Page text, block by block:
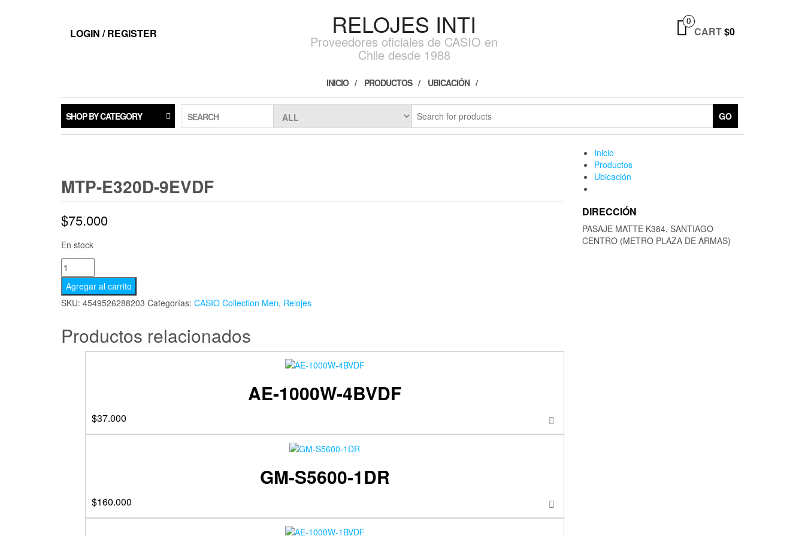
RELOJES INTI
Proveedores oficiales de CASIO en
Chile desde 1988
LOGIN / REGISTER
0
CART$0
INICIO PRODUCTOS UBICACIÓN
SHOP BY CATEGORY SEARCH GO
MTP-E320D-9EVDF
$75.000
En stock
Agregar al carrito
SKU: 4549526288203 Categorías: CASIO Collection Men, Relojes
Productos relacionados
AE-1000W-4BVDF
$37.000
GM-S5600-1DR
$160.000
Inicio
Productos
Ubicación
DIRECCIÓN
PASAJE MATTE K384, SANTIAGO
CENTRO (METRO PLAZA DE ARMAS)